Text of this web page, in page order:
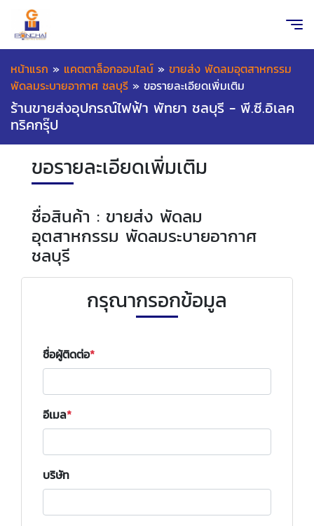
หน้าแรก » แคตตาล็อกออนไลน์ » ขายส่ง พัดลมอุตสาหกรรม
พัดลมระบายอากาศ ชลบุรี » ขอรายละเอียดเพิ่มเติม
ร้านขายส่งอุปกรณ์ไฟฟ้า พัทยา ชลบุรี - พี.ซี.อิเลค
ทริคกรุ๊ป
ขอรายละเอียดเพิ่มเติม
ชื่อสินค้า : ขายส่ง พัดลม
อุตสาหกรรม พัดลมระบายอากาศ
ชลบุรี
กรุณากรอกข้อมูล
ชื่อผู้ติดต่อ
อีเมล
บริษัท